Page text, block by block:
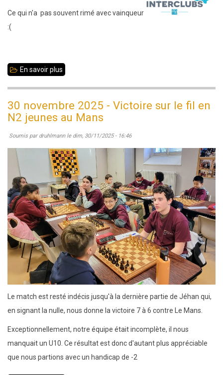
Ce qui n'a pas souvent rimé avec vainqueur
:(
En savoir plus
2025
Ronde
3
des
interclubs
adultes
30 novembre 2025 - Victoire sur le fil en
N2 jeunes au Mans
Soumis par druhlmannle dim, 30/11/2025 - 16:46
Le match est resté indécis jusqu'à la dernière partie de Jéhan qui,
en signant la nulle, nous donne la victoire 7 à 6 contre Le Mans.
Exceptionnellement, notre équipe était incomplète, il nous
manquait un U10. Ce résultat est donc d'autant plus appréciable
que nous partions avec un handicap de -2